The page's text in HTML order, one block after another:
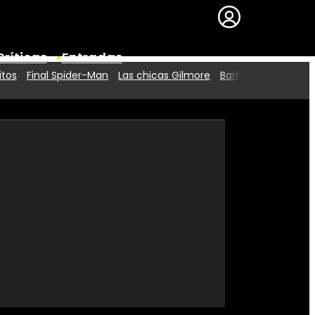
Entradas
Premios
Final Spider-Man Las chicas Gilmore Barbie 2